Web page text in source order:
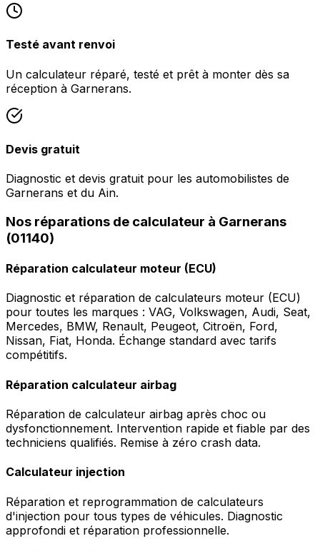
Testé avant renvoi
Un calculateur réparé, testé et prêt à monter dès sa
réception à Garnerans.
Devis gratuit
Diagnostic et devis gratuit pour les automobilistes de
Garnerans et du Ain.
Nos réparations de calculateur à Garnerans
(01140)
Réparation calculateur moteur (ECU)
Diagnostic et réparation de calculateurs moteur (ECU)
pour toutes les marques : VAG, Volkswagen, Audi, Seat,
Mercedes, BMW, Renault, Peugeot, Citroën, Ford,
Nissan, Fiat, Honda. Échange standard avec tarifs
compétitifs.
Réparation calculateur airbag
Réparation de calculateur airbag après choc ou
dysfonctionnement. Intervention rapide et fiable par des
techniciens qualifiés. Remise à zéro crash data.
Calculateur injection
Réparation et reprogrammation de calculateurs
d'injection pour tous types de véhicules. Diagnostic
approfondi et réparation professionnelle.